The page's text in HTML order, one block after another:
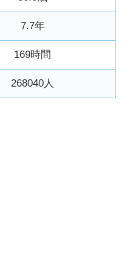
7.7年
169時間
268040人